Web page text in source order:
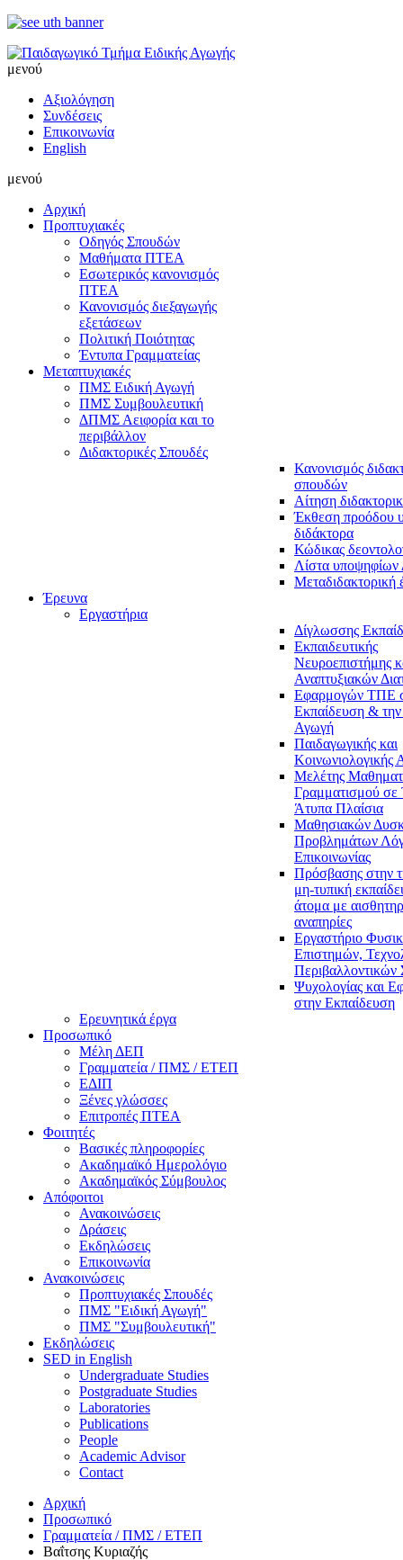
μενού
Αξιολόγηση
Συνδέσεις
Επικοινωνία
English
μενού
Αρχική
Προπτυχιακές
Οδηγός Σπουδών
Μαθήματα ΠΤΕΑ
Εσωτερικός κανονισμός
ΠΤΕΑ
Κανονισμός διεξαγωγής
εξετάσεων
Πολιτική Ποιότητας
Έντυπα Γραμματείας
Μεταπτυχιακές
ΠΜΣ Ειδική Αγωγή
ΠΜΣ Συμβουλευτική
ΔΠΜΣ Αειφορία και το
περιβάλλον
Διδακτορικές Σπουδές
Κανονισμός
σπουδών
Αίτηση
Έκθεση προόδου
διδάκτορα
Κώδικας
Λίστα υποψηφίων
Μεταδιδακτορική
Έρευνα
Εργαστήρια
Δίγλωσσης
Εκπαιδευτικής
Νευροεπιστήμης
Αναπτυξιακών
Εφαρμογών ΤΠΕ
Εκπαίδευση & την
Αγωγή
Παιδαγωγικής και
Κοινωνιολογικής
Μελέτης
Γραμματισμού σε
Άτυπα Πλαίσια
Μαθησιακών
Προβλημάτων
Επικοινωνίας
Πρόσβασης στην
μη-τυπική
άτομα με
αναπηρίες
Εργαστήριο
Επιστημών,
Ψυχολογίας και
στην Εκπαίδευση
Ερευνητικά έργα
Προσωπικό
Μέλη ΔΕΠ
Γραμματεία / ΠΜΣ / ΕΤΕΠ
ΕΔΙΠ
Ξένες γλώσσες
Επιτροπές ΠΤΕΑ
Φοιτητές
Βασικές πληροφορίες
Ακαδημαϊκό Ημερολόγιο
Ακαδημαϊκός Σύμβουλος
Απόφοιτοι
Ανακοινώσεις
Δράσεις
Εκδηλώσεις
Επικοινωνία
Ανακοινώσεις
Προπτυχιακές Σπουδές
ΠΜΣ "Ειδική Αγωγή"
ΠΜΣ "Συμβουλευτική"
Εκδηλώσεις
SED in English
Undergraduate Studies
Postgraduate Studies
Laboratories
Publications
People
Academic Advisor
Contact
Αρχική
Προσωπικό
Γραμματεία / ΠΜΣ / ΕΤΕΠ
Βαΐτσης Κυριαζής